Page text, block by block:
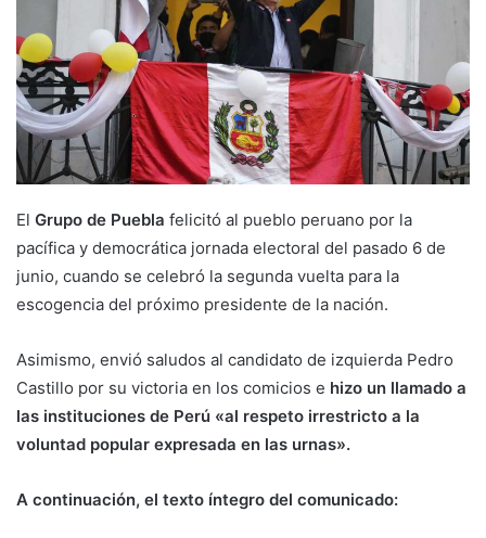
El Grupo de Puebla felicitó al pueblo peruano por la
pacífica y democrática jornada electoral del pasado 6 de
junio, cuando se celebró la segunda vuelta para la
escogencia del próximo presidente de la nación.
Asimismo, envió saludos al candidato de izquierda Pedro
Castillo por su victoria en los comicios e hizo un llamado a
las instituciones de Perú «al respeto irrestricto a la
voluntad popular expresada en las urnas».
A continuación, el texto íntegro del comunicado: